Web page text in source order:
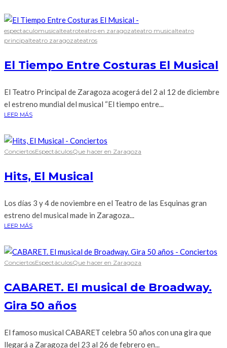
espectaculomusicalteatroteatro en zaragozateatro musicalteatro
principalteatro zaragozateatros
El Tiempo Entre Costuras El Musical
El Teatro Principal de Zaragoza acogerá del 2 al 12 de diciembre
el estreno mundial del musical “El tiempo entre...
LEER MÁS
ConciertosEspectáculosQue hacer en Zaragoza
Hits, El Musical
Los días 3 y 4 de noviembre en el Teatro de las Esquinas gran
estreno del musical made in Zaragoza...
LEER MÁS
ConciertosEspectáculosQue hacer en Zaragoza
CABARET. El musical de Broadway.
Gira 50 años
El famoso musical CABARET celebra 50 años con una gira que
llegará a Zaragoza del 23 al 26 de febrero en...